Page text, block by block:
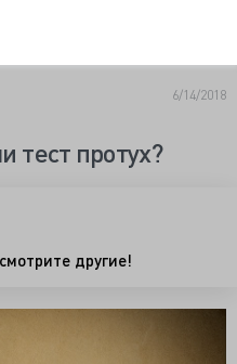
6/14/2018
тест протух?
другие!